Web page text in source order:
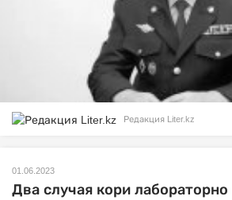
Редакция Liter.kz
01.06.2023
Два случая кори